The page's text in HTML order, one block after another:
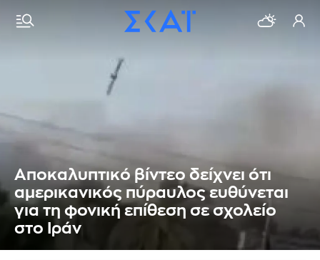
Αποκαλυπτικό βίντεο δείχνει ότι
αμερικανικός πύραυλος ευθύνεται
για τη φονική επίθεση σε σχολείο
στο Ιράν